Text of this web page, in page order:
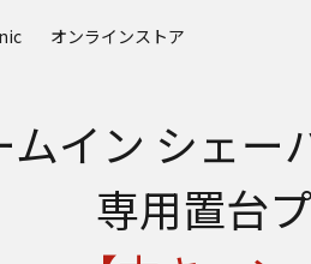
オンラインストア
イン シェー
専用置台